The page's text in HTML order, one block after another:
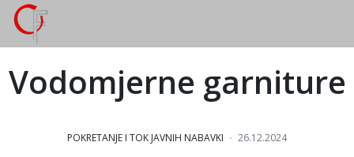
Vodomjerne garniture
POKRETANJE I TOK JAVNIH NABAVKI 26.12.2024